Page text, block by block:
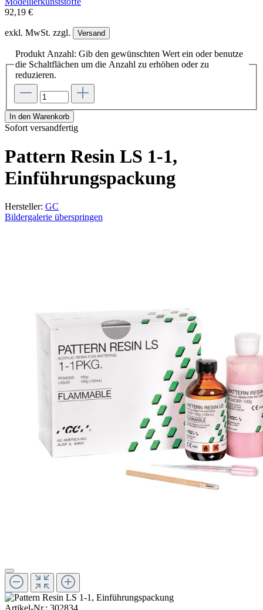
92,19 €
exkl. MwSt. zzgl. Versand
Produkt Anzahl: Gib den gewünschten Wert ein oder benutze
die Schaltflächen um die Anzahl zu erhöhen oder zu
reduzieren.
In den Warenkorb
Sofort versandfertig
Pattern Resin LS 1-1,
Einführungspackung
Hersteller: GC
Bildergalerie überspringen